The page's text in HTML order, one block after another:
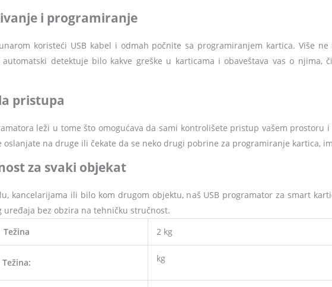
i programiranje
koristeći USB kabel i odmah počnite sa programiranjem kartica. Više
detektuje bilo kakve greške u karticama i obaveštava vas o
pristupa
leži u tome što omogućava da sami kontrolišete pristup vašem
oslanjate na druge ili čekate da se neko drugi pobrine za programiranje kartica,
za svaki objekat
kancelarijama ili bilo kom drugom objektu, naš USB programator za smart
uređaja bez obzira na tehničku stručnost.
Težina
2 kg
Težina: kg